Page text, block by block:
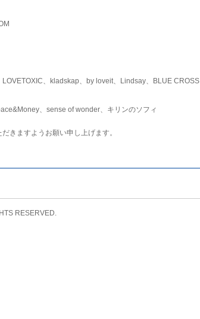
、kladskap、by loveit、Lindsay、BLUE CROSS
、sense of wonder、キリンのソフィ
きますようお願い申し上げます。